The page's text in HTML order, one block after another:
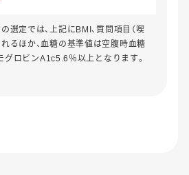
定では、上記にBMI、質問項目（喫
れるほか、血糖の基準値は空腹時血糖
ロビンA1c5.6％以上となります。